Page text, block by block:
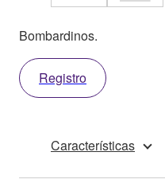
Bombardinos.
Registro
Características